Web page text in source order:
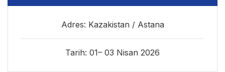
Adres: Kazakistan / Astana
Tarih: 01– 03 Nisan 2026